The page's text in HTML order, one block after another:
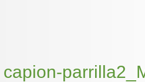
capion-